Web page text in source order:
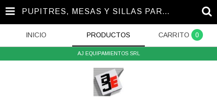
PUPITRES, MESAS Y SILLAS PARA PRIMARIA Y SECUNDARIA
INICIO PRODUCTOS CARRITO 0
AJ EQUIPAMIENTOS SRL